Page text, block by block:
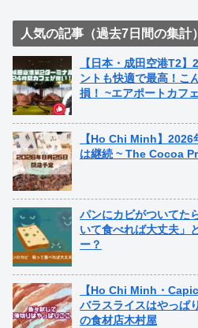
人気の記事（過去7日間の集計）
【日本・成田空港T2
ントも快適で最高！こ
損！ ~エアポートカフ
【Ho Chi Minh】2026
は継続 ~ The Cocoa
パンにカビがついてた
いて食べれば大丈夫」
ー？
【Ho Chi Minh・
バラスライスはやっぱ
の食材店木村屋